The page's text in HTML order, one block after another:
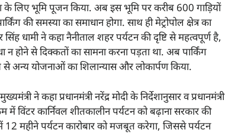
के लिए भूमि पूजन किया. अब इस भूमि पर करीब 600 गाड़ियों
की समस्या का समाधान होगा. साथ ही मेट्रोपोल क्षेत्र का
धामी ने कहा नैनीताल शहर पर्यटन की दृष्टि से महत्वपूर्ण है,
होने से दिक्कतों का सामना करना पड़ता था. अब पार्किंग
अन्य योजनाओं का शिलान्यास और लोकार्पण किया.
ने कहा प्रधानमंत्री नरेंद्र मोदी के निर्देशानुसार व प्रधानमंत्री
में विंटर कार्निवल शीतकालीन पर्यटन को बढ़ाना सरकार की
में 12 महीने पर्यटन कारोबार को मजबूत करेगा, जिससे पर्यटन